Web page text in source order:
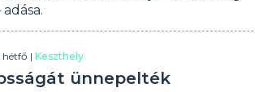
hétfő |Keszthely
ünnepelték